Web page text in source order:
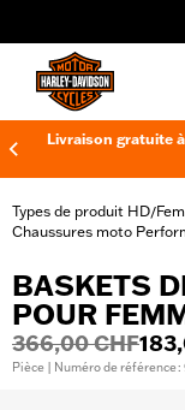
Livraison gratuite
Types de produit HD/
Chaussures moto
BASKETS
POUR
366,00 CHF
Pièce | Numéro de référence